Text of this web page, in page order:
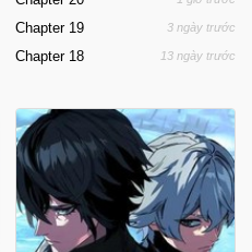
Chapter 19 3 ngày trước
Chapter 18 13 ngày trước